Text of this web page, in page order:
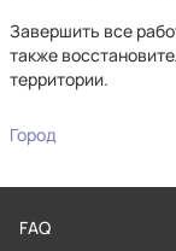
Завершить все
также
территории.
Город
FAQ